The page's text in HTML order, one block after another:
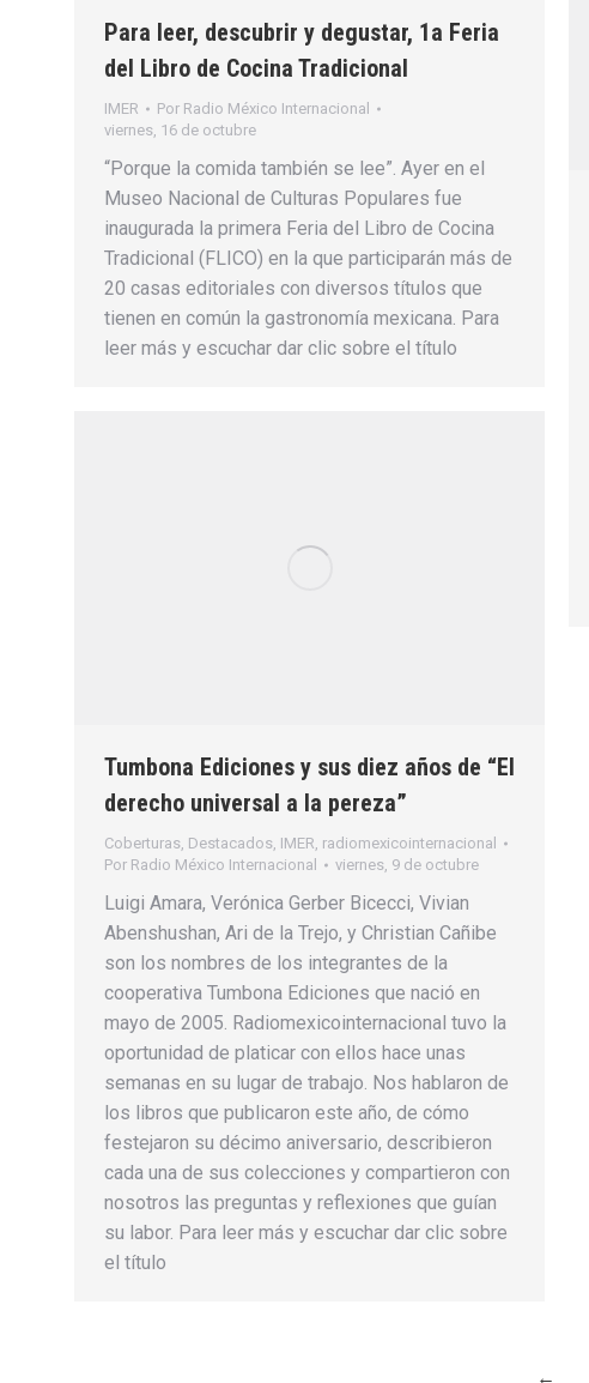
Para leer, descubrir y degustar, 1a Feria
del Libro de Cocina Tradicional
IMER Por Radio México Internacional
viernes, 16 de octubre
“Porque la comida también se lee”. Ayer en el
Museo Nacional de Culturas Populares fue
inaugurada la primera Feria del Libro de Cocina
Tradicional (FLICO) en la que participarán más de
20 casas editoriales con diversos títulos que
tienen en común la gastronomía mexicana. Para
leer más y escuchar dar clic sobre el título
Tumbona Ediciones y sus diez años de “El
derecho universal a la pereza”
Coberturas Destacados IMER radiomexicointernacional
Por Radio México Internacional viernes, 9 de octubre
Luigi Amara, Verónica Gerber Bicecci, Vivian
Abenshushan, Ari de la Trejo, y Christian Cañibe
son los nombres de los integrantes de la
cooperativa Tumbona Ediciones que nació en
mayo de 2005. Radiomexicointernacional tuvo la
oportunidad de platicar con ellos hace unas
semanas en su lugar de trabajo. Nos hablaron de
los libros que publicaron este año, de cómo
festejaron su décimo aniversario, describieron
cada una de sus colecciones y compartieron con
nosotros las preguntas y reflexiones que guían
su labor. Para leer más y escuchar dar clic sobre
el título
←